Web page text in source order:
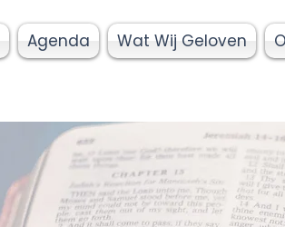
Agenda Wat Wij Geloven